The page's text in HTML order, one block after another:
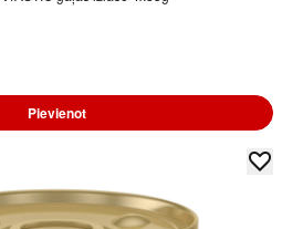
Pievienot